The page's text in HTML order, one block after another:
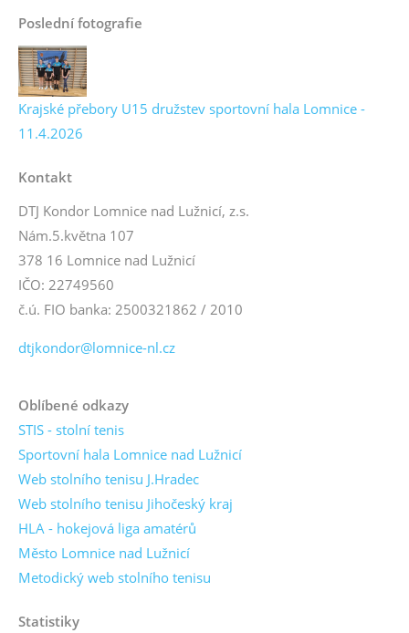
Poslední fotografie
Krajské přebory U15 družstev sportovní hala Lomnice -
11.4.2026
Kontakt
DTJ Kondor Lomnice nad Lužnicí, z.s.
Nám.5.května 107
378 16 Lomnice nad Lužnicí
IČO: 22749560
č.ú. FIO banka: 2500321862 / 2010
dtjkondor@lomnice-nl.cz
Oblíbené odkazy
STIS - stolní tenis
Sportovní hala Lomnice nad Lužnicí
Web stolního tenisu J.Hradec
Web stolního tenisu Jihočeský kraj
HLA - hokejová liga amatérů
Město Lomnice nad Lužnicí
Metodický web stolního tenisu
Statistiky